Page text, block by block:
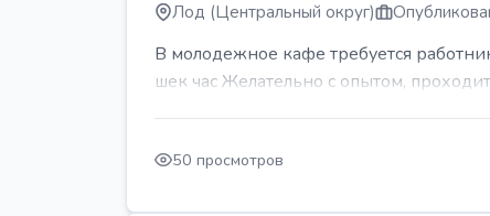
Лод (Центральный округ)
В молодежное кафе требуется
шек час Желательно с опытом,
50 просмотров